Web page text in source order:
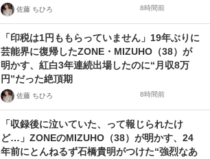
佐藤 ちひろ 8時間前
「印税は1円ももらっていません」19年ぶりに
芸能界に復帰したZONE・MIZUHO（38）が
明かす、紅白3年連続出場したのに“月収8万
円”だった絶頂期
佐藤 ちひろ 8時間前
「収録後に泣いていた、って報じられたけ
ど…」ZONEのMIZUHO（38）が明かす、24
年前にとんねるず石橋貴明がつけた“強烈なあ